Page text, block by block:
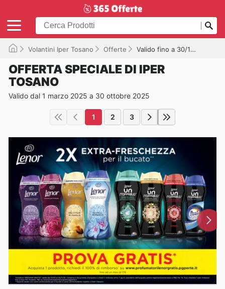
Volantini Iper Tosano Offerte Valido fino a 30/10/2025
OFFERTA SPECIALE DI IPER
TOSANO
Valido dal 1 marzo 2025 a 30 ottobre 2025
1 2 3